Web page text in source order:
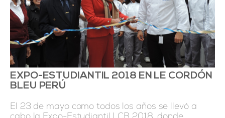
EXPO-ESTUDIANTIL 2018 EN LE CORDÓN
BLEU PERÚ
El 23 de mayo como todos los años se llevó a